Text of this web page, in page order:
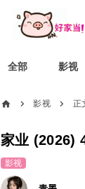
全部 影视
home chevron_right 影视 chevron_right 正
影视